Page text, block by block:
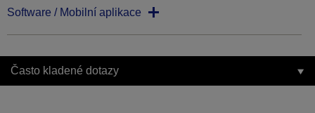
Software / Mobilní aplikace
Často kladené dotazy